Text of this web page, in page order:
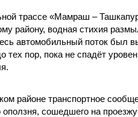
трассе «Мамраш –
району, водная стихия
автомобильный поток был
тех пор, пока не спадёт
районе транспортное
оползня, сошедшего на